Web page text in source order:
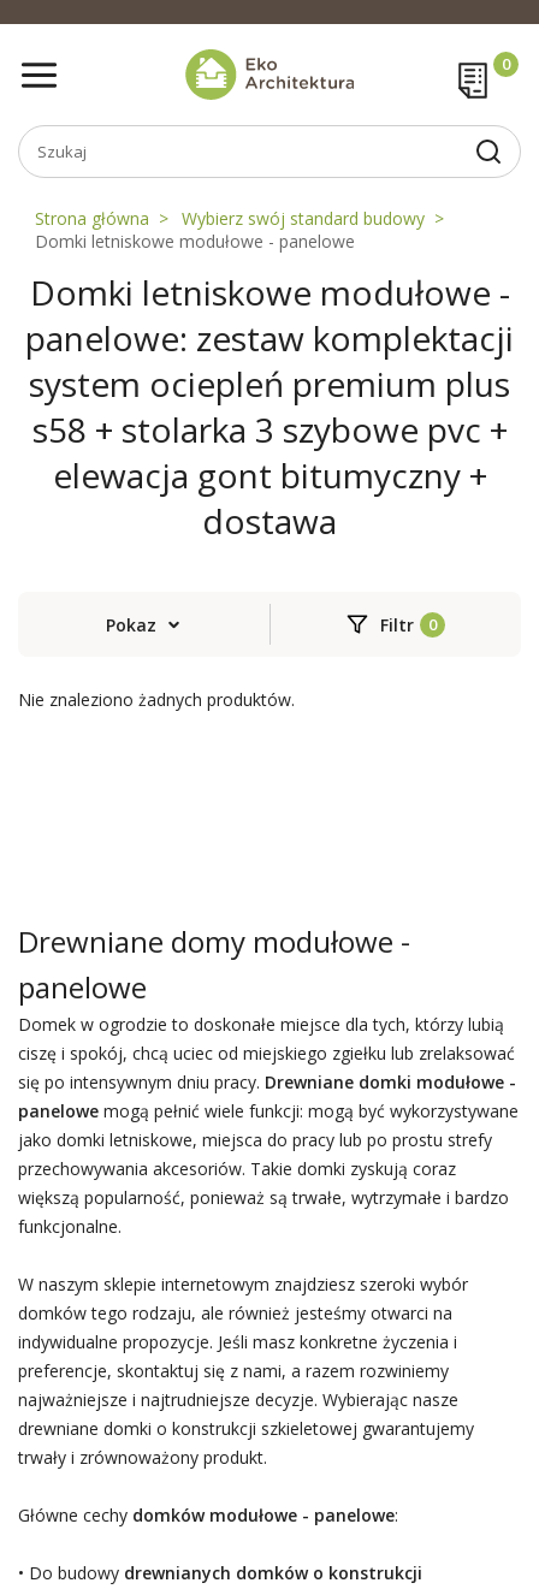
Strona główna
Wybierz swój standard budowy
Domki letniskowe modułowe - panelowe
Domki letniskowe modułowe -
panelowe: zestaw komplektacji
system ociepleń premium plus
s58 + stolarka 3 szybowe pvc +
elewacja gont bitumyczny +
dostawa
Pokaz Filtr
Nie znaleziono żadnych produktów.
Drewniane domy modułowe -
panelowe
Domek w ogrodzie to doskonałe miejsce dla tych, którzy lubią
ciszę i spokój, chcą uciec od miejskiego zgiełku lub zrelaksować
się po intensywnym dniu pracy. Drewniane domki modułowe -
panelowe mogą pełnić wiele funkcji: mogą być wykorzystywane
jako domki letniskowe, miejsca do pracy lub po prostu strefy
przechowywania akcesoriów. Takie domki zyskują coraz
większą popularność, ponieważ są trwałe, wytrzymałe i bardzo
funkcjonalne.
W naszym sklepie internetowym znajdziesz szeroki wybór
domków tego rodzaju, ale również jesteśmy otwarci na
indywidualne propozycje. Jeśli masz konkretne życzenia i
preferencje, skontaktuj się z nami, a razem rozwiniemy
najważniejsze i najtrudniejsze decyzje. Wybierając nasze
drewniane domki o konstrukcji szkieletowej gwarantujemy
trwały i zrównoważony produkt.
Główne cechy domków modułowe - panelowe:
• Do budowy drewnianych domków o konstrukcji